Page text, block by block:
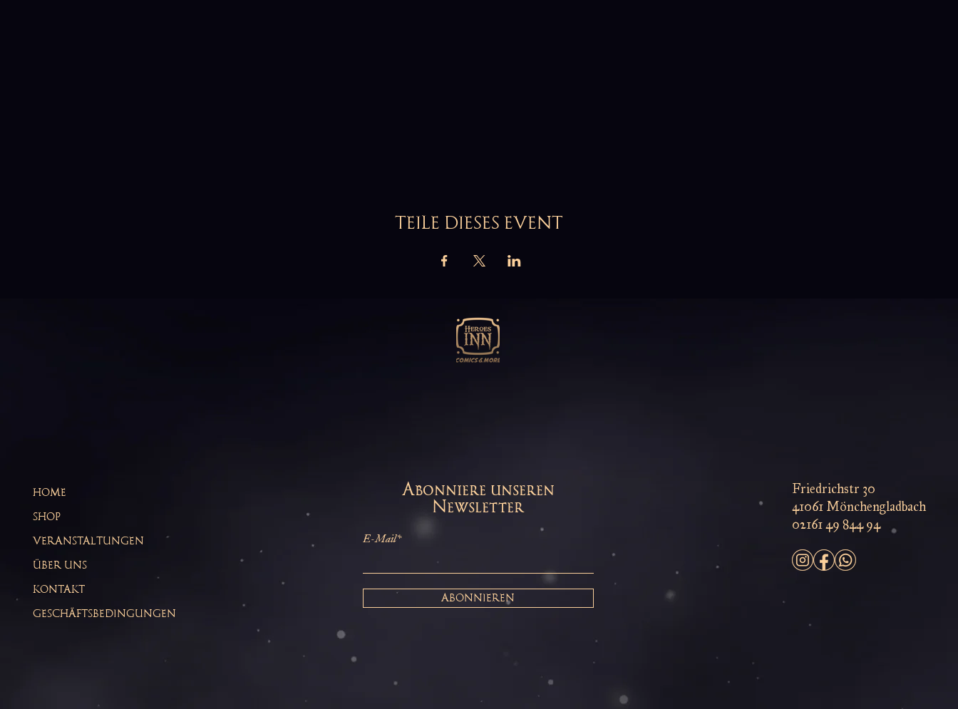
TEILE DIESES EVENT
HOME
SHOP
VERANSTALTUNGEN
ÜBER UNS
KONTAKT
GESCHÄFTSBEDINGUNGEN
Abonniere unseren
Newsletter
E-Mail*
ABONNIEREN
Friedrichstr 30
41061 Mönchengladbach
02161 49 844 94